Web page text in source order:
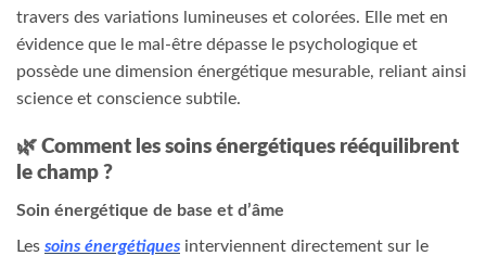
travers des variations lumineuses et colorées. Elle met en
évidence que le mal-être dépasse le psychologique et
possède une dimension énergétique mesurable, reliant ainsi
science et conscience subtile.
🌿 Comment les soins énergétiques rééquilibrent
le champ ?
Soin énergétique de base et d’âme
Les soins énergétiques interviennent directement sur le